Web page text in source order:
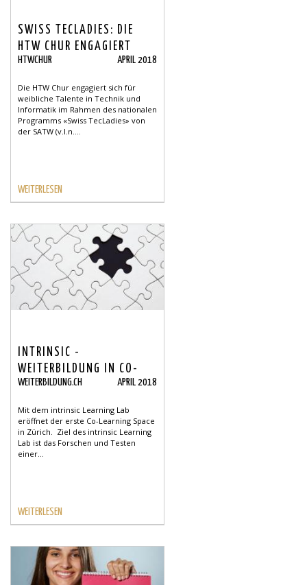
SWISS TECLADIES: DIE
HTW CHUR ENGAGIERT
SICH
HTWCHUR APRIL 2018
Die HTW Chur engagiert sich für
weibliche Talente in Technik und
Informatik im Rahmen des nationalen
Programms «Swiss TecLadies» von
der SATW (v.l.n....
WEITERLESEN
INTRINSIC -
WEITERBILDUNG IN CO-
LEARNING SPACE
WEITERBILDUNG.CH APRIL 2018
Mit dem intrinsic Learning Lab
eröffnet der erste Co-Learning Space
in Zürich. Ziel des intrinsic Learning
Lab ist das Forschen und Testen
einer...
WEITERLESEN